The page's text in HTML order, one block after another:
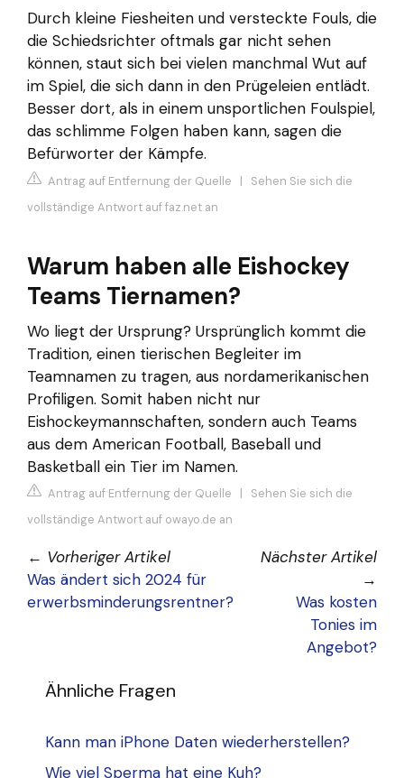
Durch kleine Fiesheiten und versteckte Fouls, die
die Schiedsrichter oftmals gar nicht sehen
können, staut sich bei vielen manchmal Wut auf
im Spiel, die sich dann in den Prügeleien entlädt.
Besser dort, als in einem unsportlichen Foulspiel,
das schlimme Folgen haben kann, sagen die
Befürworter der Kämpfe.
Antrag auf Entfernung der Quelle | Sehen Sie sich die
vollständige Antwort auf faz.net an
Warum haben alle Eishockey
Teams Tiernamen?
Wo liegt der Ursprung? Ursprünglich kommt die
Tradition, einen tierischen Begleiter im
Teamnamen zu tragen, aus nordamerikanischen
Profiligen. Somit haben nicht nur
Eishockeymannschaften, sondern auch Teams
aus dem American Football, Baseball und
Basketball ein Tier im Namen.
Antrag auf Entfernung der Quelle | Sehen Sie sich die
vollständige Antwort auf owayo.de an
← Vorheriger Artikel
Was ändert sich 2024 für
erwerbsminderungsrentner?
Nächster Artikel
→
Was kosten
Tonies im
Angebot?
Ähnliche Fragen
Kann man iPhone Daten wiederherstellen?
Wie viel Sperma hat eine Kuh?